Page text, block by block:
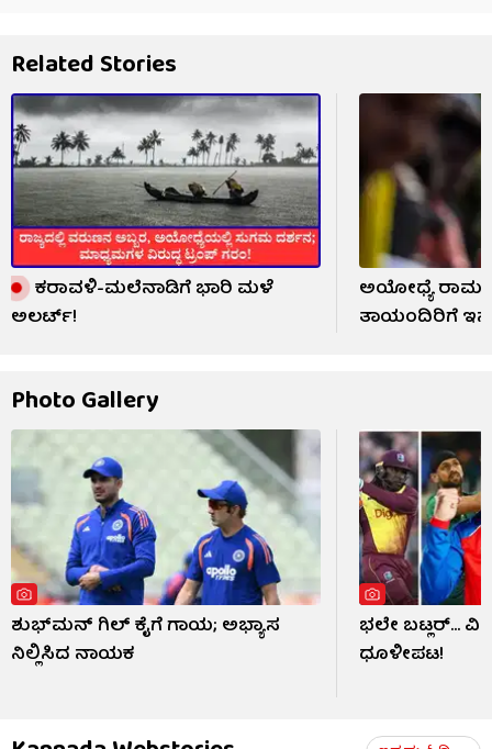
Related Stories
ಕರಾವಳಿ-ಮಲೆನಾಡಿಗೆ ಭಾರಿ ಮಳೆ
ಅಲರ್ಟ್!
ಅಯೋಧ್ಯೆ
ತಾಯಂದಿರಿಗೆ
Photo Gallery
ಶುಭ್​ಮನ್ ಗಿಲ್ ಕೈಗೆ ಗಾಯ; ಅಭ್ಯಾಸ
ನಿಲ್ಲಿಸಿದ ನಾಯಕ
ಭಲೇ ಬಟ್ಲರ್...
ಧೂಳೀಪಟ!